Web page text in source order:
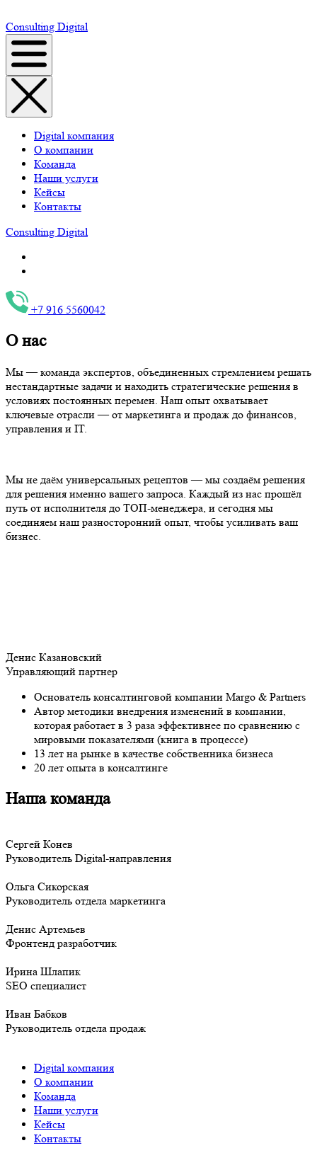
Consulting Digital
Digital компания
О компании
Команда
Наши услуги
Кейсы
Контакты
Consulting Digital
+7 916 5560042
О нас
Мы — команда экспертов, объединенных стремлением решать
нестандартные задачи и находить стратегические решения в
условиях постоянных перемен. Наш опыт охватывает
ключевые отрасли — от маркетинга и продаж до финансов,
управления и IT.
Мы не даём универсальных рецептов — мы создаём решения
для решения именно вашего запроса. Каждый из нас прошёл
путь от исполнителя до ТОП-менеджера, и сегодня мы
соединяем наш разносторонний опыт, чтобы усиливать ваш
бизнес.
Денис Казановский
Управляющий партнер
Основатель консалтинговой компании Margo & Partners
Автор методики внедрения изменений в компании,
которая работает в 3 раза эффективнее по сравнению с
мировыми показателями (книга в процессе)
13 лет на рынке в качестве собственника бизнеса
20 лет опыта в консалтинге
Наша команда
Сергей Конев
Руководитель Digital-направления
Ольга Сикорская
Руководитель отдела маркетинга
Денис Артемьев
Фронтенд разработчик
Ирина Шлапик
SEO специалист
Иван Бабков
Руководитель отдела продаж
Digital компания
О компании
Команда
Наши услуги
Кейсы
Контакты